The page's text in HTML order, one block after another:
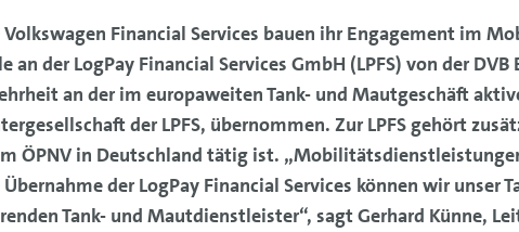
Financial Services bauen ihr Engagement im
der LogPay Financial Services GmbH (LPFS) von der
an der im europaweiten Tank- und Mautgeschäft
der LPFS, übernommen. Zur LPFS gehört
ÖPNV in Deutschland tätig ist.
der LogPay Financial Services können wir unser
Tank- und Mautdienstleister“, sagt Gerhard Künne,